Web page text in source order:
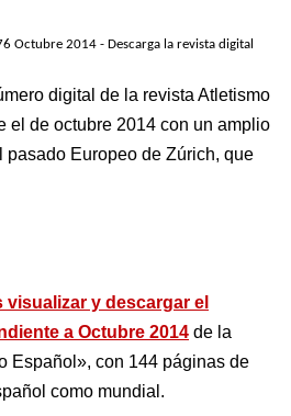
digital de la revista Atletismo
el de octubre 2014 con un amplio
pasado Europeo de Zúrich, que
visualizar y descargar el
a Octubre 2014 de la
Español», con 144 páginas de
como mundial.